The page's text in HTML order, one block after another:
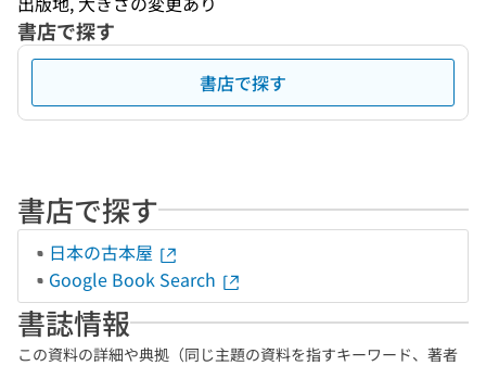
書店で探す
書店で探す
書店で探す
日本の古本屋
Google Book Search
書誌情報
この資料の詳細や典拠（同じ主題の資料を指すキーワード、著者